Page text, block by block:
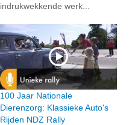
indrukwekkende werk...
100 Jaar Nationale
Dierenzorg: Klassieke Auto's
Rijden NDZ Rally